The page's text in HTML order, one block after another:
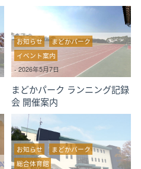
お知らせ
まどかパーク
イベント案内
-2026年5月7日
まどかパーク ランニング記録
会 開催案内
お知らせ
まどかパーク
総合体育館